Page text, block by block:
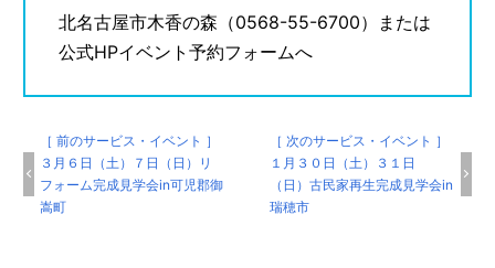
北名古屋市木香の森（0568-55-6700）または
公式HPイベント予約フォームへ
［ 前のサービス・イベント ］
３月６日（土）７日（日）リ
フォーム完成見学会in可児郡御
嵩町
［ 次のサービス・イベント ］
１月３０日（土）３１日
（日）古民家再生完成見学会in
瑞穂市